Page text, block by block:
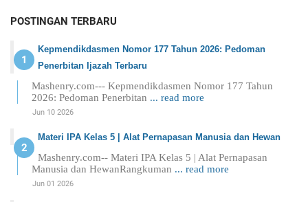
POSTINGAN TERBARU
Kepmendikdasmen Nomor 177 Tahun 2026: Pedoman
Penerbitan Ijazah Terbaru
Mashenry.com--- Kepmendikdasmen Nomor 177 Tahun
2026: Pedoman Penerbitan ... read more
Jun 10 2026
Materi IPA Kelas 5 | Alat Pernapasan Manusia dan Hewan
Mashenry.com-- Materi IPA Kelas 5 | Alat Pernapasan
Manusia dan HewanRangkuman ... read more
Jun 01 2026